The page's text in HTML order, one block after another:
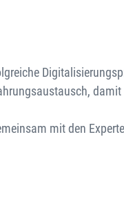
mit den